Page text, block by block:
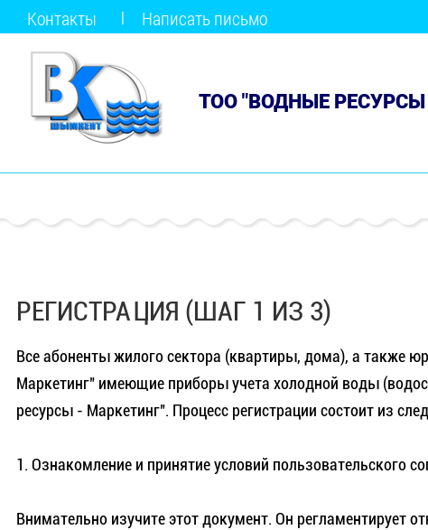
Контакты Написать письмо
ТОО "ВОДНЫЕ
РЕГИСТРАЦИЯ (ШАГ 1 ИЗ 3)
Все абоненты жилого сектора (квартиры, дома), а также
Маркетинг" имеющие приборы учета холодной воды
ресурсы - Маркетинг". Процесс регистрации состоит из
1. Ознакомление и принятие условий пользовательского
Внимательно изучите этот документ. Он